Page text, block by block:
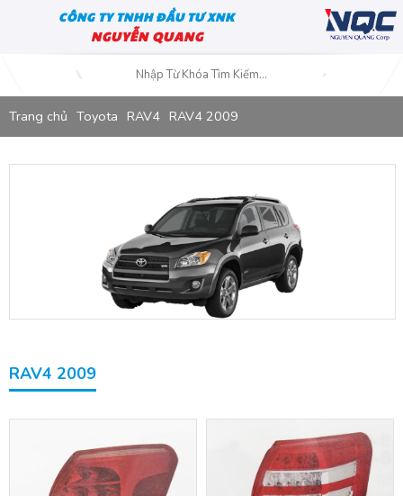
CÔNG TY TNHH ĐẦU TƯ XNK
NGUYỄN QUANG
Trang chủ Toyota RAV4 RAV4 2009
RAV4 2009